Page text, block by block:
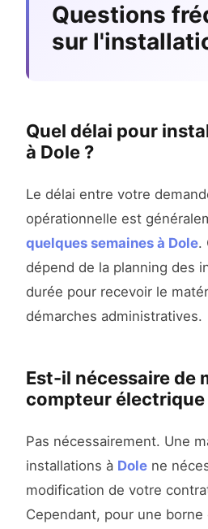
Questions
sur
Quel délai pour
à Dole ?
Le délai entre votre
opérationnelle est
quelques semaines à Dole.
dépend de la planning des
durée pour recevoir le
démarches administratives.
Est-il nécessaire de
compteur électrique
Pas nécessairement. Une
installations à Dole ne
modification de votre
Cependant, pour une borne